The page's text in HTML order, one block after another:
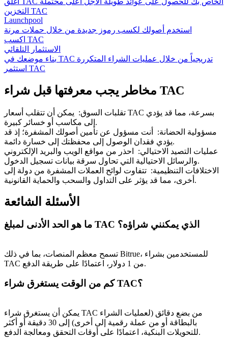
التخزين TAC
Launchpool
استخدم أصولك لكسب رموز جديدة من خلال حملات مرنة
اكسب TAC
الاستثمار التلقائي
بناء موضعك في TAC تدريجياً من خلال عمليات الشراء المتكررة
استثمر TAC
مخاطر يجب معرفتها قبل شراء TAC
تقلبات السوق: يمكن أن تتقلب أسعار TAC بسرعة، مما قد يؤدي
إلى مكاسب أو خسائر كبيرة.
مسؤولية الحضانة:
أنت مسؤول عن تأمين أصولك المشفرة؛ إذ قد
يؤدي فقدان الوصول إلى محفظتك إلى خسارة دائمة.
عمليات التصيد الاحتيالي:
احذر من مواقع الويب والبريد الإلكتروني
والرسائل الاحتيالية التي تحاول سرقة بيانات تسجيل الدخول.
الاختلافات التنظيمية: تتفاوت لوائح العملات المشفرة من دولة إلى
أخرى، مما قد يؤثر على التداول والسحب والحماية القانونية.
الأسئلة الشائعة
ما هو الحد الأدنى لمبلغ TAC الذي يمكنني شراؤه؟
تسمح معظم المنصات، بما في ذلك Bitrue، للمستخدمين بشراء
TAC من 1 دولار، اعتمادًا على طريقة الدفع.
كم من الوقت يستغرق شراء TAC؟
يمكن أن يستغرق شراء TAC من بضع دقائق (لعمليات الشراء
بالبطاقة أو من عملة رقمية إلى أخرى) إلى 30 دقيقة أو أكثر
للتحويلات البنكية، اعتمادًا على أوقات التحقق ومعالجة الدفع.